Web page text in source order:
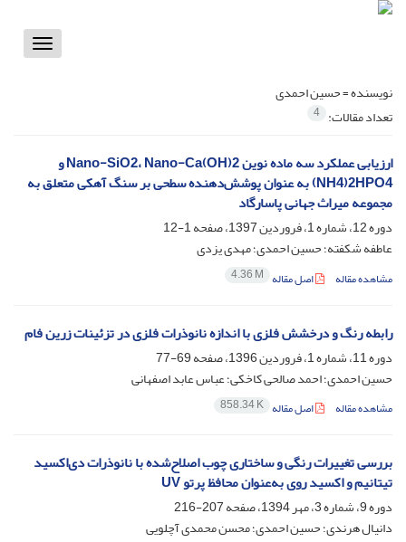
Toggle
نویسنده =حسین احمدی
تعداد مقالات: 4
ارزیابی عملکرد سه ماده نوین Nano-SiO2، Nano-Ca(OH)2 و
NH4)2HPO4) به عنوان پوشش‌دهنده سطحی بر سنگ‌ آهکی متعلق به
مجموعه میراث جهانی پاسارگاد
دوره 12، شماره 1، فروردین 1397، صفحه
1-12
عاطفه شکفته؛ حسین احمدی؛ مهدی یزدی
مشاهده مقاله اصل مقاله 4.36 M
رابطه رنگ و درخشش فلزی با اندازه نانوذرات فلزی در تزئینات زرین فام
دوره 11، شماره 1، فروردین 1396، صفحه
69-77
حسین احمدی؛ احمد صالحی کاخکی؛ عباس عابد اصفهانی
مشاهده مقاله اصل مقاله 858.34 K
بررسی تغییرات رنگی و ساختاری چوب اصلاح‌شده با نانوذرات دی‌اکسید
تیتانیم و اکسید روی به‌عنوان محافظ پرتو UV
دوره 9، شماره 3، مهر 1394، صفحه
207-216
دانیال هرندی؛ حسین احمدی؛ محسن محمدی آچلویی